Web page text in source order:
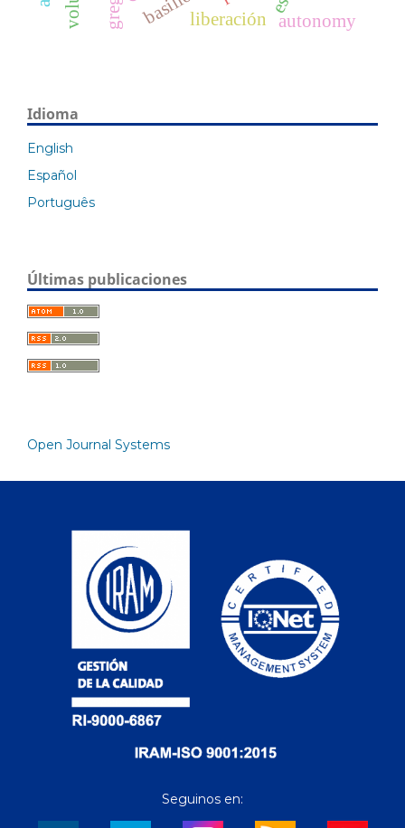
liberación autonomy
Idioma
English
Español
Português
Últimas publicaciones
Open Journal Systems
Seguinos en: